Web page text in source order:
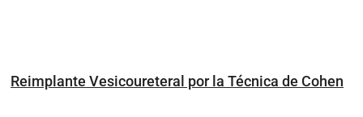
Reimplante Vesicoureteral por la Técnica de Cohen